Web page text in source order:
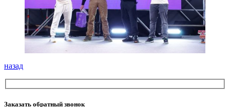
назад
Заказать обратный звонок